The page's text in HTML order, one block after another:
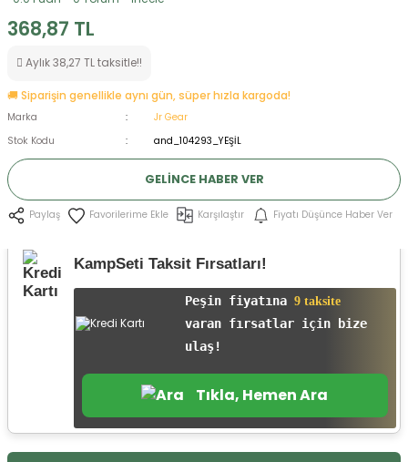
Mermisi
368,87 TL
Aylık 38,27 TL taksitle!!
🚚 Siparişin genellikle aynı gün, süper hızla kargoda!
Marka
Jr Gear
Stok Kodu
and_104293_YEŞİL
GELINCE HABER VER
Paylaş Karşılaştır Fiyatı Düşünce Haber Ver
KampSeti Taksit Fırsatları!
Peşin fiyatına 9 taksite
varan fırsatlar için bize
ulaş!
Tıkla, Hemen Ara